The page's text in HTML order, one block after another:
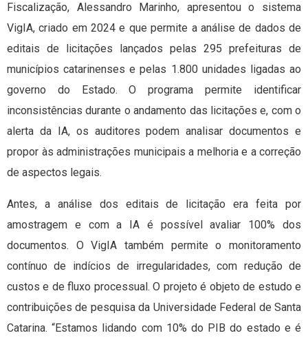
Fiscalização, Alessandro Marinho, apresentou o sistema
VigIA, criado em 2024 e que permite a análise de dados de
editais de licitações lançados pelas 295 prefeituras de
municípios catarinenses e pelas 1.800 unidades ligadas ao
governo do Estado. O programa permite identificar
inconsistências durante o andamento das licitações e, com o
alerta da IA, os auditores podem analisar documentos e
propor às administrações municipais a melhoria e a correção
de aspectos legais.
Antes, a análise dos editais de licitação era feita por
amostragem e com a IA é possível avaliar 100% dos
documentos. O VigIA também permite o monitoramento
contínuo de indícios de irregularidades, com redução de
custos e de fluxo processual. O projeto é objeto de estudo e
contribuições de pesquisa da Universidade Federal de Santa
Catarina. “Estamos lidando com 10% do PIB do estado e é